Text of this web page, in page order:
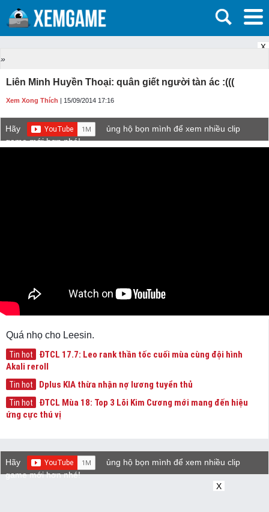
X
»
Liên Minh Huyền Thoại: quân giết người tàn ác :(((
Xem Xong Thích | 15/09/2014 17:16
Hãy
ủng hộ bọn mình để xem nhiều clip
game mới hơn nhé!
Quá nhọ cho Leesin.
Tin hot
ĐTCL 17.7: Leo rank thần tốc cuối mùa cùng đội hình
Akali reroll
Tin hot Dplus KIA thừa nhận nợ lương tuyển thủ
Tin hot
ĐTCL Mùa 18: Top 3 Lõi Kim Cương mới mang đến hiệu
ứng cực thú vị
Hãy
ủng hộ bọn mình để xem nhiều clip
game mới hơn nhé!
X